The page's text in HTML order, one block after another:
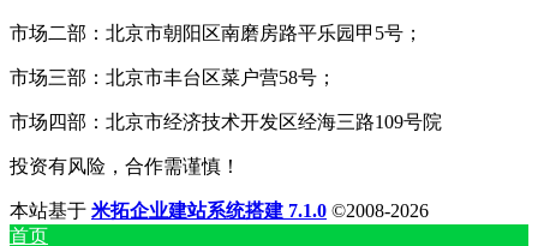
市场二部：北京市朝阳区南磨房路平乐园甲5号；
市场三部：北京市丰台区菜户营58号；
市场四部：北京市经济技术开发区经海三路109号院
投资有风险，合作需谨慎！
本站基于 米拓企业建站系统搭建 7.1.0 ©2008-2026
首页